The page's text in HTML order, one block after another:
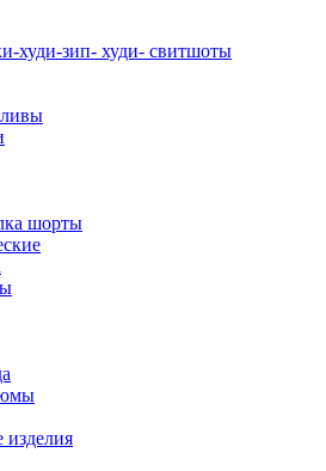
худи-зип- худи- свитшоты
шорты
изделия